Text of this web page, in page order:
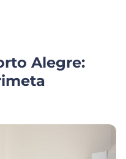
Alegre: